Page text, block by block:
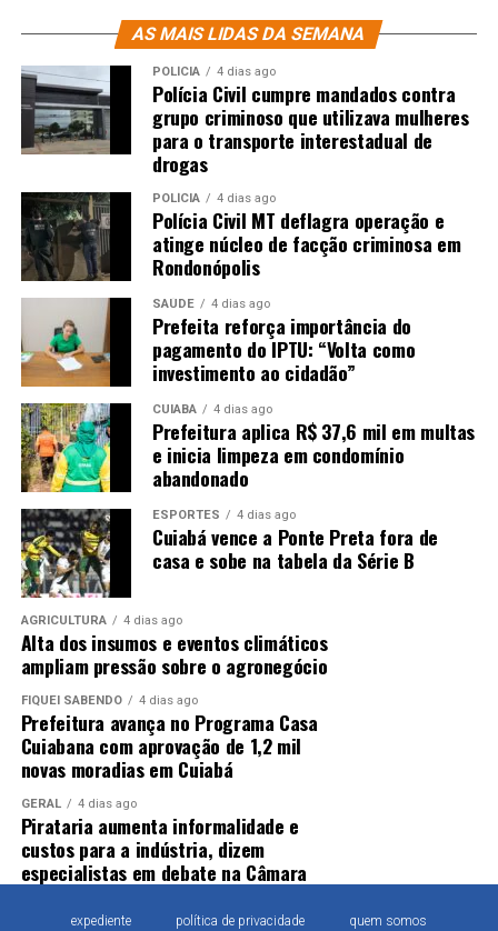
AS MAIS LIDAS DA SEMANA
POLÍCIA 4 dias ago
Polícia Civil cumpre mandados contra
grupo criminoso que utilizava mulheres
para o transporte interestadual de
drogas
POLÍCIA 4 dias ago
Polícia Civil MT deflagra operação e
atinge núcleo de facção criminosa em
Rondonópolis
SAÚDE 4 dias ago
Prefeita reforça importância do
pagamento do IPTU: “Volta como
investimento ao cidadão”
CUIABÁ 4 dias ago
Prefeitura aplica R$ 37,6 mil em multas
e inicia limpeza em condomínio
abandonado
ESPORTES 4 dias ago
Cuiabá vence a Ponte Preta fora de
casa e sobe na tabela da Série B
AGRICULTURA 4 dias ago
Alta dos insumos e eventos climáticos
ampliam pressão sobre o agronegócio
FIQUEI SABENDO 4 dias ago
Prefeitura avança no Programa Casa
Cuiabana com aprovação de 1,2 mil
novas moradias em Cuiabá
GERAL 4 dias ago
Pirataria aumenta informalidade e
custos para a indústria, dizem
especialistas em debate na Câmara
expediente política de privacidade quem somos